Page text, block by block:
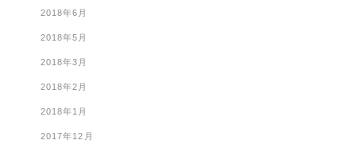
2018年6月
2018年5月
2018年3月
2018年2月
2018年1月
2017年12月